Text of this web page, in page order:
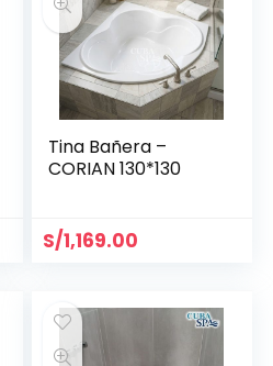
Tina Bañera –
CORIAN 130*130
S/1,169.00